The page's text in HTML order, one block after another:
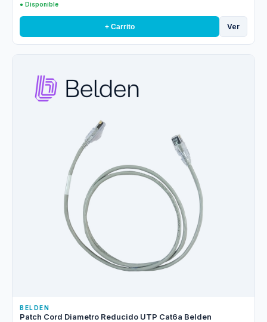
● Disponible
+ Carrito Ver
BELDEN
Patch Cord Diametro Reducido UTP Cat6a Belden